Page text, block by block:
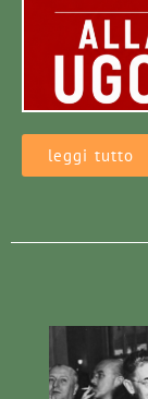
leggi tutto